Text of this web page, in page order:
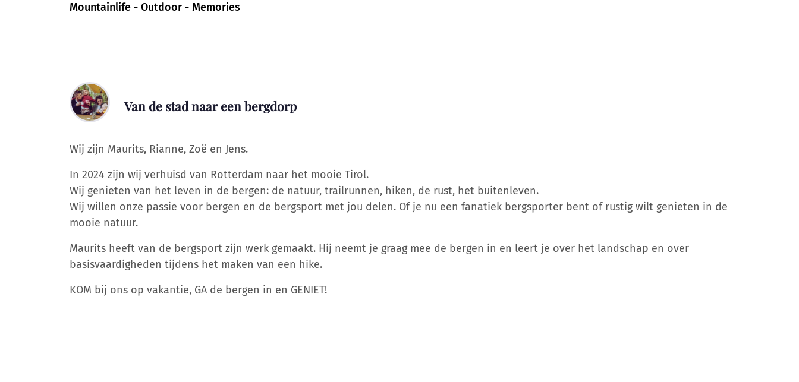
Mountainlife - Outdoor - Memories
Van de stad naar een bergdorp
Wij zijn Maurits, Rianne, Zoë en Jens.
In 2024 zijn wij verhuisd van Rotterdam naar het mooie Tirol.
Wij genieten van het leven in de bergen: de natuur, trailrunnen, hiken, de rust, het buitenleven.
Wij willen onze passie voor bergen en de bergsport met jou delen. Of je nu een fanatiek bergsporter bent of rustig wilt genieten in de
mooie natuur.
Maurits heeft van de bergsport zijn werk gemaakt. Hij neemt je graag mee de bergen in en leert je over het landschap en over
basisvaardigheden tijdens het maken van een hike.
KOM bij ons op vakantie, GA de bergen in en GENIET!